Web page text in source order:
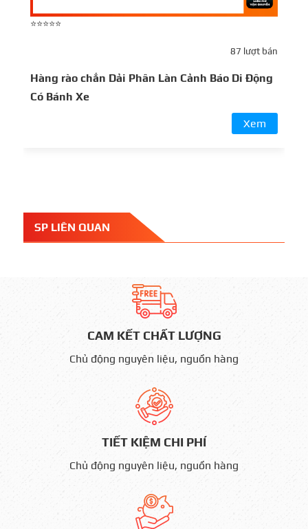
⭐⭐⭐⭐⭐
87 lượt bán
Hàng rào chắn Dải Phân Làn Cảnh Báo Di Động
Có Bánh Xe
Xem
SP LIÊN QUAN
CAM KẾT CHẤT LƯỢNG
Chủ động nguyên liệu, nguồn hàng
TIẾT KIỆM CHI PHÍ
Chủ động nguyên liệu, nguồn hàng